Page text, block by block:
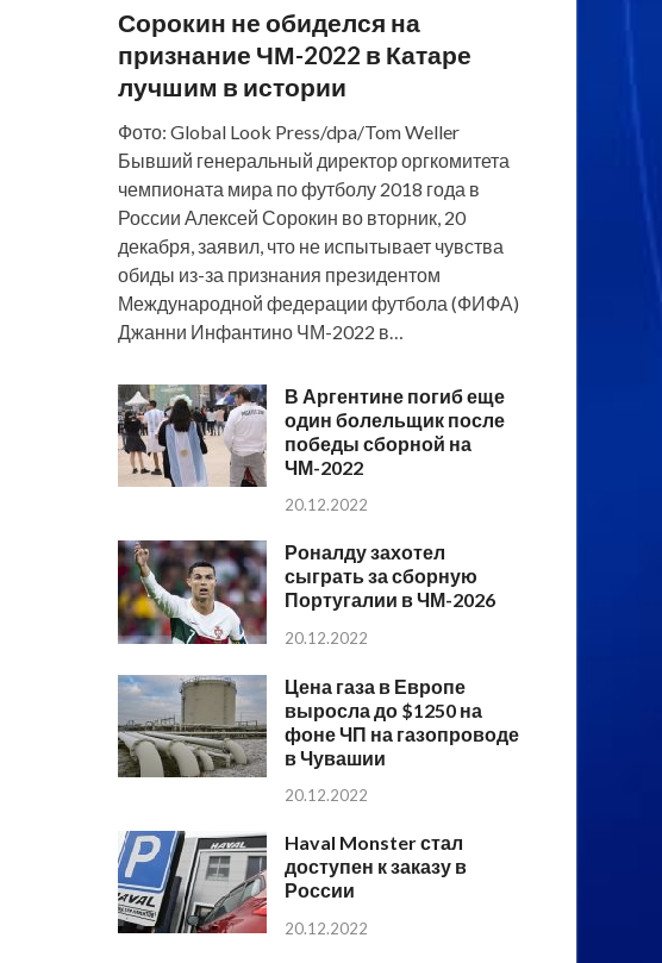
Сорокин не обиделся на
признание ЧМ-2022 в Катаре
лучшим в истории
Фото: Global Look Press/dpa/Tom Weller
Бывший генеральный директор оргкомитета
чемпионата мира по футболу 2018 года в
России Алексей Сорокин во вторник, 20
декабря, заявил, что не испытывает чувства
обиды из-за признания президентом
Международной федерации футбола (ФИФА)
Джанни Инфантино ЧМ-2022 в…
В Аргентине погиб еще
один болельщик после
победы сборной на
ЧМ-2022
20.12.2022
Роналду захотел
сыграть за сборную
Португалии в ЧМ-2026
20.12.2022
Цена газа в Европе
выросла до $1250 на
фоне ЧП на газопроводе
в Чувашии
20.12.2022
Haval Monster стал
доступен к заказу в
России
20.12.2022